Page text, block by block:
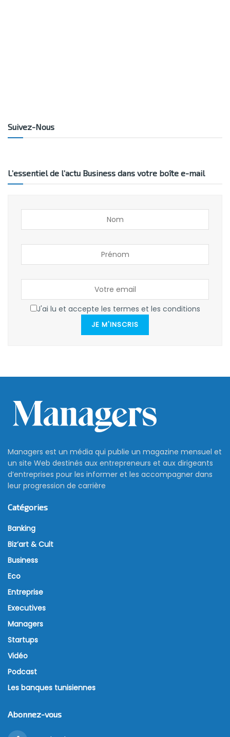
Suivez-Nous
L’essentiel de l’actu Business dans votre boîte e-mail
J'ai lu et accepte les termes et les conditions
JE M'INSCRIS
Managers est un média qui publie un magazine mensuel et
un site Web destinés aux entrepreneurs et aux dirigeants
d’entreprises pour les informer et les accompagner dans
leur progression de carrière
Catégories
Banking
Biz’art & Cult
Business
Eco
Entreprise
Executives
Managers
Startups
Vidéo
Podcast
Les banques tunisiennes
Abonnez-vous